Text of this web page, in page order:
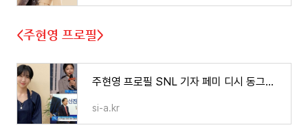
<주현영 프로필>
주현영 프로필 SNL 기자 페미 디시 동그라미
si-a.kr